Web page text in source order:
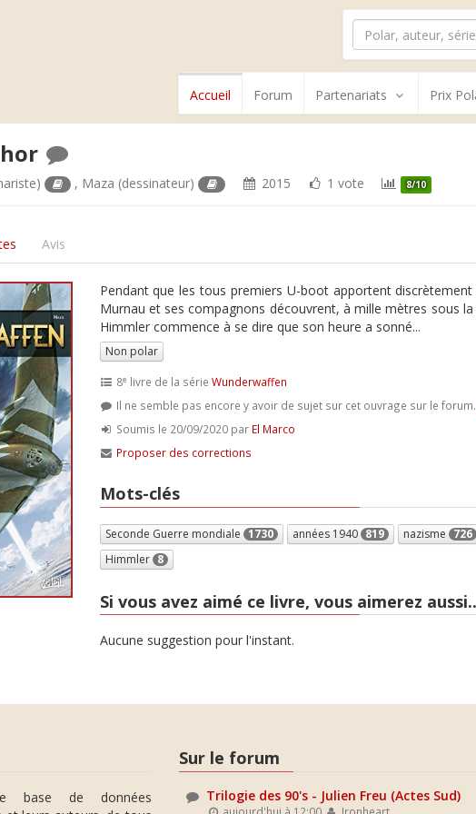
Accueil Forum Partenariats Prix
, Maza (dessinateur) 2015 1 vote 8/10
Avis
Pendant que les tous premiers U-boot apportent
Murnau et ses compagnons découvrent, à mille mètres sous
Himmler commence à se dire que son heure a sonné...
Non polar
8e livre de la série Wunderwaffen
Il ne semble pas encore y avoir de sujet sur cet ouvrage sur le
Soumis le 20/09/2020 par El Marco
Proposer des corrections
Mots-clés
Seconde Guerre mondiale 1730 années 1940 819 nazisme 726
Himmler 8
Si vous avez aimé ce livre, vous aimerez
Aucune suggestion pour l'instant.
base de données
Sur le forum
Trilogie des 90's - Julien Freu (Actes Sud)
aujourd'hui à 12:00 Ironheart